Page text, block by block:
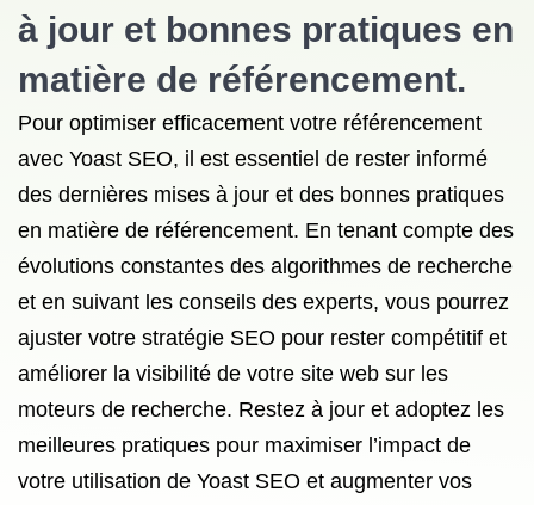
à jour et bonnes pratiques en
matière de référencement.
Pour optimiser efficacement votre référencement
avec Yoast SEO, il est essentiel de rester informé
des dernières mises à jour et des bonnes pratiques
en matière de référencement. En tenant compte des
évolutions constantes des algorithmes de recherche
et en suivant les conseils des experts, vous pourrez
ajuster votre stratégie SEO pour rester compétitif et
améliorer la visibilité de votre site web sur les
moteurs de recherche. Restez à jour et adoptez les
meilleures pratiques pour maximiser l’impact de
votre utilisation de Yoast SEO et augmenter vos